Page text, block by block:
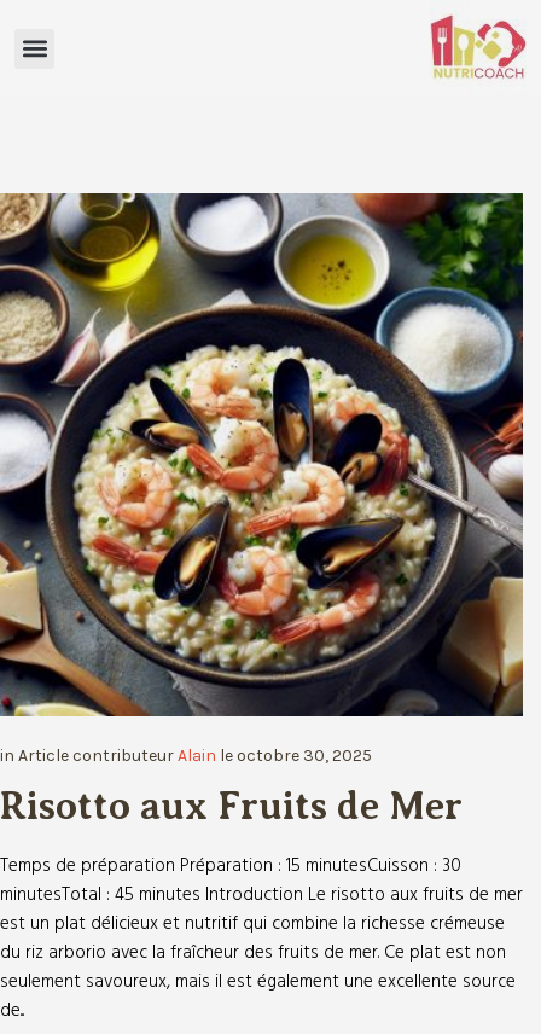
inArticlecontributeur Alain octobre 30, 2025
Risotto aux Fruits de Mer
Temps de préparation Préparation : 15 minutesCuisson : 30
est un plat délicieux et nutritif qui combine la richesse crémeuse
du riz arborio avec la fraîcheur des fruits de mer. Ce plat est non
seulement savoureux, mais il est également une excellente source
de...
READ MORE